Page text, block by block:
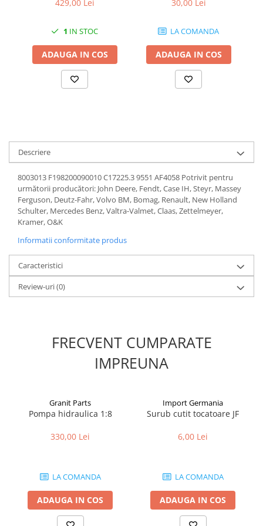
1.7.2. Placute de frana
1.7.3. Simeringuri sistem franare
1.8. Transmisie
1.8.1. Prize de putere
1.8.2. Cutii viteze
1.8.3. Ambreiaje
1.8.4. Transmisie punte spate
1.8.5. Transmisie punte fața 2 WD
(2x4)
1.8.11. Ambreaje lamelare și
elastice
2. Piese Utilaje Agricole
429,00 Lei
1 IN STOC
ADAUGA IN COS
30,00 Lei
LA COMANDA
ADAUGA IN COS
Descriere
8003013 F198200090010 C17225.3 9551 AF4058 Potrivit pentru
următorii producători: John Deere, Fendt, Case IH, Steyr, Massey
Ferguson, Deutz-Fahr, Volvo BM, Bomag, Renault, New Holland
Schulter, Mercedes Benz, Valtra-Valmet, Claas, Zettelmeyer,
Kramer, O&K
Informatii conformitate produs
Caracteristici
Review-uri(0)
FRECVENT CUMPARATE
IMPREUNA
Granit Parts
Pompa hidraulica 1:8
330,00 Lei
LA COMANDA
ADAUGA IN COS
Import Germania
Surub cutit tocatoare JF
6,00 Lei
LA COMANDA
ADAUGA IN COS